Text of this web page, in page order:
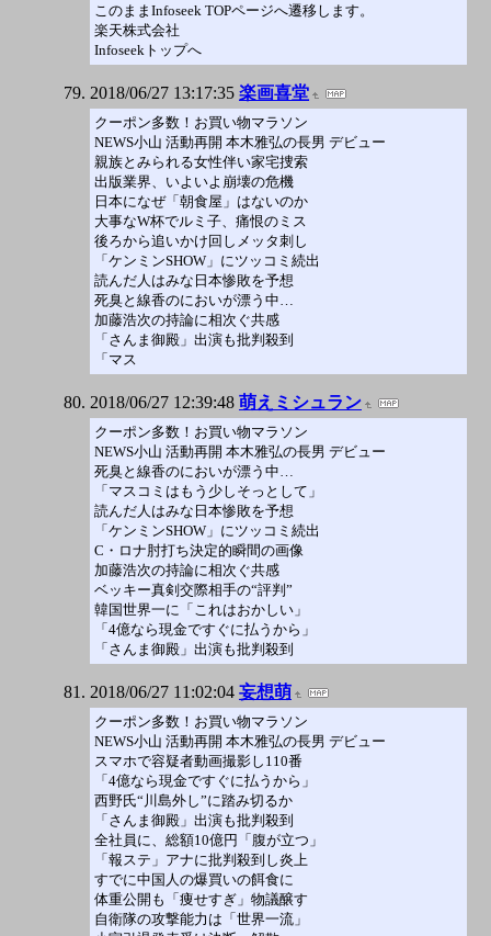
このままInfoseek TOPページへ遷移します。
楽天株式会社
Infoseekトップへ
2018/06/27 13:17:35 楽画喜堂
クーポン多数！お買い物マラソン
NEWS小山 活動再開 本木雅弘の長男 デビュー
親族とみられる女性伴い家宅捜索
出版業界、いよいよ崩壊の危機
日本になぜ「朝食屋」はないのか
大事なW杯でルミ子、痛恨のミス
後ろから追いかけ回しメッタ刺し
「ケンミンSHOW」にツッコミ続出
読んだ人はみな日本惨敗を予想
死臭と線香のにおいが漂う中…
加藤浩次の持論に相次ぐ共感
「さんま御殿」出演も批判殺到
「マス
2018/06/27 12:39:48 萌えミシュラン
クーポン多数！お買い物マラソン
NEWS小山 活動再開 本木雅弘の長男 デビュー
死臭と線香のにおいが漂う中…
「マスコミはもう少しそっとして」
読んだ人はみな日本惨敗を予想
「ケンミンSHOW」にツッコミ続出
C・ロナ肘打ち決定的瞬間の画像
加藤浩次の持論に相次ぐ共感
ベッキー真剣交際相手の“評判”
韓国世界一に「これはおかしい」
「4億なら現金ですぐに払うから」
「さんま御殿」出演も批判殺到
2018/06/27 11:02:04 妄想萌
クーポン多数！お買い物マラソン
NEWS小山 活動再開 本木雅弘の長男 デビュー
スマホで容疑者動画撮影し110番
「4億なら現金ですぐに払うから」
西野氏“川島外し”に踏み切るか
「さんま御殿」出演も批判殺到
全社員に、総額10億円「腹が立つ」
「報ステ」アナに批判殺到し炎上
すでに中国人の爆買いの餌食に
体重公開も「痩せすぎ」物議醸す
自衛隊の攻撃能力は「世界一流」